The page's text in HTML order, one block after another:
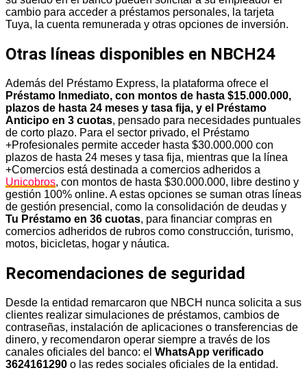
cambio para acceder a préstamos personales, la tarjeta
Tuya, la cuenta remunerada y otras opciones de inversión.
Otras líneas disponibles en NBCH24
Además del Préstamo Express, la plataforma ofrece el
Préstamo Inmediato, con montos de hasta $15.000.000,
plazos de hasta 24 meses y tasa fija, y el Préstamo
Anticipo en 3 cuotas, pensado para necesidades puntuales
de corto plazo. Para el sector privado, el Préstamo
+Profesionales permite acceder hasta $30.000.000 con
plazos de hasta 24 meses y tasa fija, mientras que la línea
+Comercios está destinada a comercios adheridos a
Unicobros, con montos de hasta $30.000.000, libre destino y
gestión 100% online. A estas opciones se suman otras líneas
de gestión presencial, como la consolidación de deudas y
Tu Préstamo en 36 cuotas, para financiar compras en
comercios adheridos de rubros como construcción, turismo,
motos, bicicletas, hogar y náutica.
Recomendaciones de seguridad
Desde la entidad remarcaron que NBCH nunca solicita a sus
clientes realizar simulaciones de préstamos, cambios de
contraseñas, instalación de aplicaciones o transferencias de
dinero, y recomendaron operar siempre a través de los
canales oficiales del banco: el WhatsApp verificado
3624161290 o las redes sociales oficiales de la entidad.